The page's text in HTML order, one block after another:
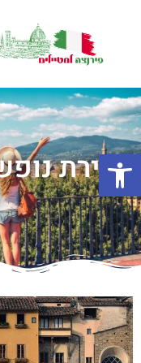
דירת
פתח סרגל נגישות